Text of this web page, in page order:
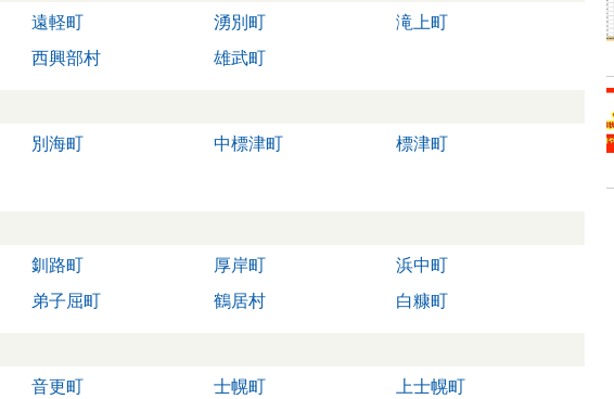
遠軽町 湧別町
滝上町
西興部村 雄武町
別海町 中標津町
標津町
釧路町 厚岸町
浜中町
弟子屈町 鶴居村 白糠町
音更町 士幌町
上士幌町